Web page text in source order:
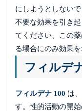
にしようとしない
不要な効果を引き
てください、この
る場合にのみ効果を
フィルデ
フィルデナ 100 は
す。性的活動の開